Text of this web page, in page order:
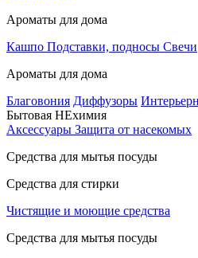
Ароматы для дома
Кашпо Подставки, подносы Свечи
Ароматы для дома
Благовония Диффузоры
Бытовая НЕхимия
Аксессуары Защита от насекомых
Средства для мытья посуды
Средства для стирки
Чистящие и моющие средства
Средства для мытья посуды